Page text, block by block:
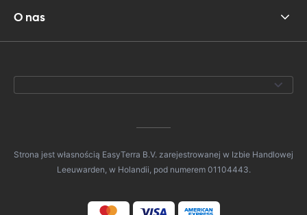
O nas
Strona jest własnością EasyTerra B.V. zarejestrowanej w Izbie Handlowej
Leeuwarden, w Holandii, pod numerem 01104443.